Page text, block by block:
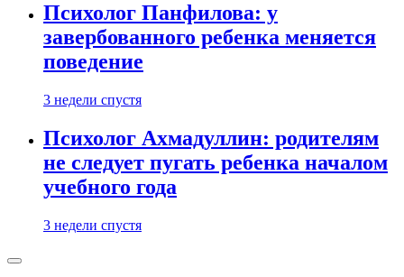
Психолог Панфилова: у
завербованного ребенка меняется
поведение
3 недели спустя
Психолог Ахмадуллин: родителям
не следует пугать ребенка началом
учебного года
3 недели спустя